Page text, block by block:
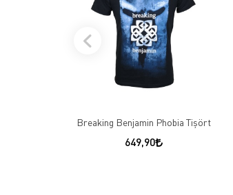
Breaking Benjamin Phobia Tişört
649,90